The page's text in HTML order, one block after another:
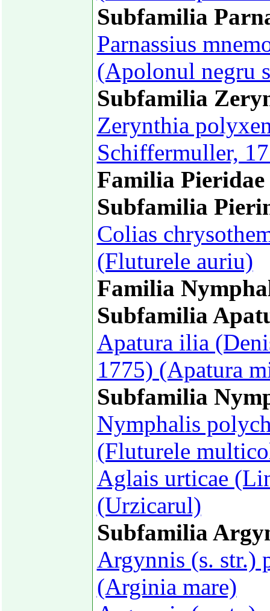
Subfamilia
Parnassius
(Apolonul negru
Subfamilia
Zerynthia
Schiffermuller,
Familia Pieridae
Subfamilia
Colias
(Fluturele auriu)
Familia
Subfamilia
Apatura ilia
1775) (Apatura
Subfamilia
Nymphalis
(Fluturele
Aglais urticae
(Urzicarul)
Subfamilia
Argynnis (s. str.)
(Arginia mare)